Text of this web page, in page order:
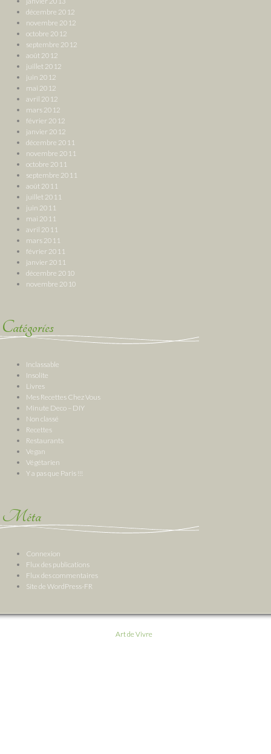
décembre 2012
novembre 2012
octobre 2012
septembre 2012
août 2012
juillet 2012
juin 2012
mai 2012
avril 2012
mars 2012
février 2012
janvier 2012
décembre 2011
novembre 2011
octobre 2011
septembre 2011
août 2011
juillet 2011
juin 2011
mai 2011
avril 2011
mars 2011
février 2011
janvier 2011
décembre 2010
novembre 2010
Catégories
Inclassable
Insolite
Livres
Mes Recettes Chez Vous
Minute Deco – DIY
Non classé
Recettes
Restaurants
Vegan
Végétarien
Y a pas que Paris !!!
Méta
Connexion
Flux des publications
Flux des commentaires
Site de WordPress-FR
Art de Vivre